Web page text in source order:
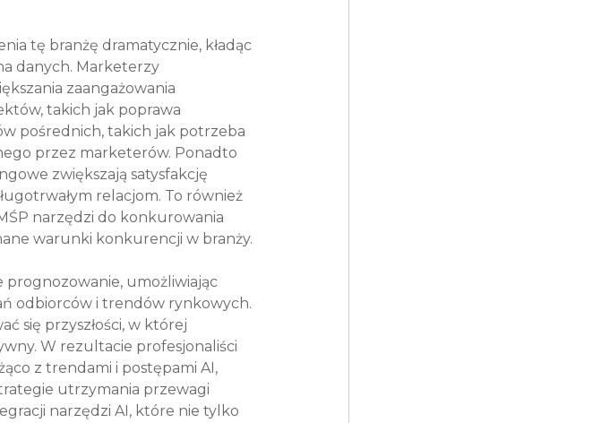
tę branżę dramatycznie, kładąc
danych. Marketerzy
zaangażowania
takich jak poprawa
pośrednich, takich jak potrzeba
przez marketerów. Ponadto
zwiększają satysfakcję
relacjom. To również
narzędzi do konkurowania
warunki konkurencji w branży.
prognozowanie, umożliwiając
odbiorców i trendów rynkowych.
się przyszłości, w której
W rezultacie profesjonaliści
z trendami i postępami AI,
utrzymania przewagi
narzędzi AI, które nie tylko